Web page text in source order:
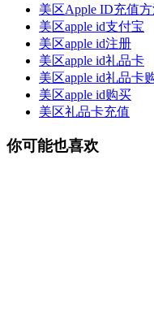
美区Apple ID充值
美区apple id支付宝
美区apple id注册
美区apple id礼品卡
美区apple id礼品卡
美区apple id购买
美区礼品卡充值
你可能也喜欢